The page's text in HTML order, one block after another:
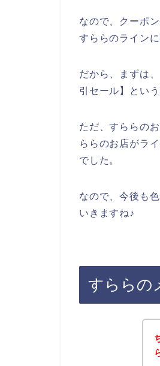
なので、クーポ
すららのライン
だから、まずは
引セール】とい
ただ、すららの
ららのお店がラ
でした。
なので、今後も
いきますね♪
すららの